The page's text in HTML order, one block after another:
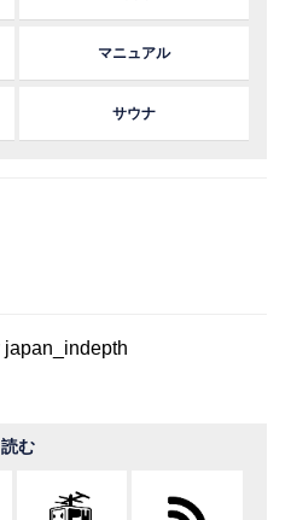
マニュアル
サウナ
japan_indepth
む